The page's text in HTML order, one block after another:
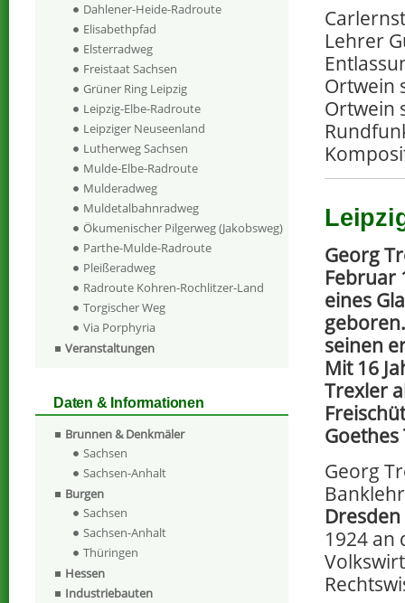
Lehrer
Ortwein
Ortwein
Georg
Februar
eines
seinen
Mit 16
Trexler
Georg
Dresden
1924 an
Dahlener-Heide-Radroute
Elisabethpfad
Elsterradweg
Freistaat Sachsen
Grüner Ring Leipzig
Leipzig-Elbe-Radroute
Leipziger Neuseenland
Lutherweg Sachsen
Mulde-Elbe-Radroute
Mulderadweg
Muldetalbahnradweg
Ökumenischer Pilgerweg (Jakobsweg)
Parthe-Mulde-Radroute
Pleißeradweg
Radroute Kohren-Rochlitzer-Land
Torgischer Weg
Via Porphyria
Veranstaltungen
Daten & Informationen
Brunnen & Denkmäler
Sachsen
Sachsen-Anhalt
Burgen
Sachsen
Sachsen-Anhalt
Thüringen
Hessen
Industriebauten